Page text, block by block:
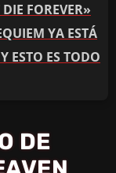
FOREVER»
YA ESTÁ
ESTO ES TODO
DE